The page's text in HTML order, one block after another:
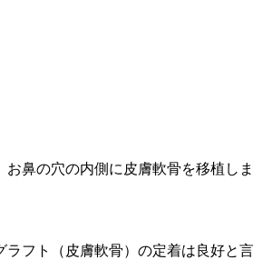
お鼻の穴の内側に皮膚軟骨を移植し
ラフト（皮膚軟骨）の定着は良好と